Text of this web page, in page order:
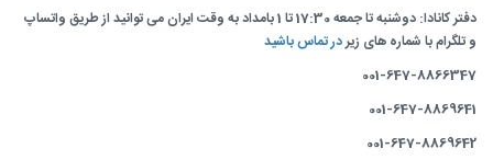
دفتر کانادا: دوشنبه تا جمعه 17:30 تا 1 بامداد به وقت ایران می توانید از طریق واتساپ
و تلگرام با شماره های زیردر تماس باشید
001-647-8866347
001-647-8869641
001-647-8869642